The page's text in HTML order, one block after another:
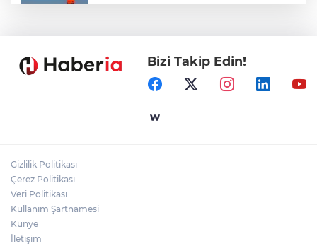
Samsun’da Alaçam'a yeni yaşam alanı
Yapay zekada onlarca uygulamanın
Bizi Takip Edin!
Gizlilik Politikası
Çerez Politikası
Veri Politikası
Kullanım Şartnamesi
Künye
İletişim